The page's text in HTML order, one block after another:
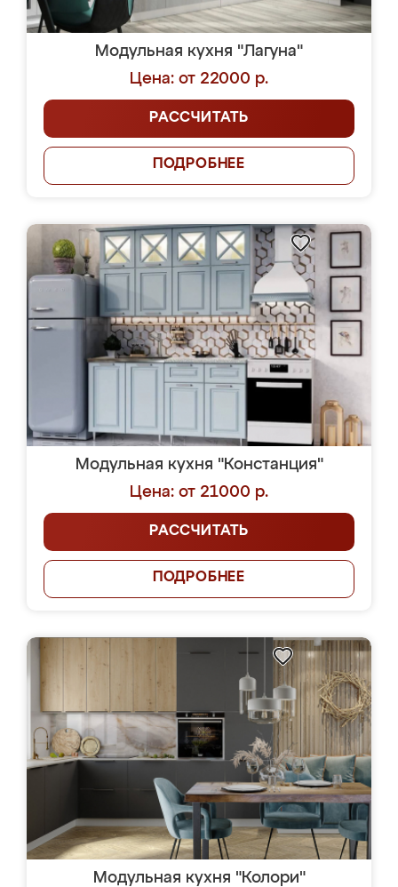
Модульная кухня "Лагуна"
Цена: от 22000 р.
РАССЧИТАТЬ
ПОДРОБНЕЕ
Модульная кухня "Констанция"
Цена: от 21000 р.
РАССЧИТАТЬ
ПОДРОБНЕЕ
Модульная кухня "Колори"